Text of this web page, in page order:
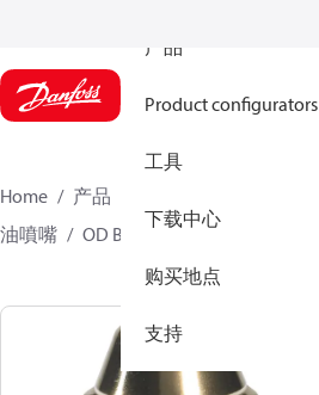
产品
Product configurators
工具
下载中心
购买地点
支持
Home 产品
油噴嘴
OD B / OD H / OD S